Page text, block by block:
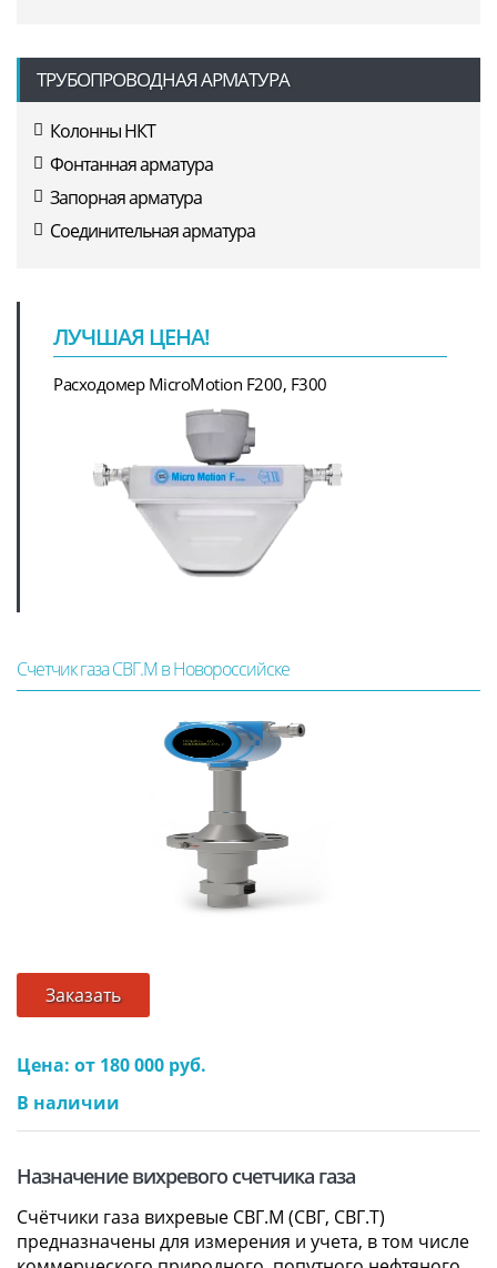
ТРУБОПРОВОДНАЯ АРМАТУРА
Колонны НКТ
Фонтанная арматура
Запорная арматура
Соединительная арматура
ЛУЧШАЯ ЦЕНА!
Расходомер MicroMotion F200, F300
Счетчик газа СВГ.М в Новороссийске
Заказать
Цена: от 180 000 руб.
В наличии
Назначение вихревого счетчика газа
Счётчики газа вихревые СВГ.М (СВГ, СВГ.Т)
предназначены для измерения и учета, в том числе